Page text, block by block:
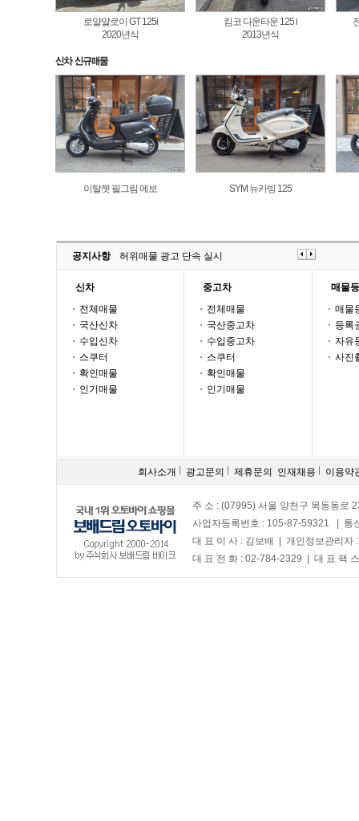
로얄알로이 GT 125i
2020년식
킴코 다운타운 125 i
2013년식
이탈젯 필그림 에보 SYM 뉴카빙 125
공지사항 허위매물 광고 단속 실시
신차
전체매물
국산신차
수입신차
스쿠터
확인매물
인기매물
중고차
전체매물
국산중고차
수입중고차
스쿠터
확인매물
인기매물
매물
매물
등록
자유
사진
회사소개 광고문의 제휴문의 인재채용 이용약
주 소 : (07995) 서울 양천구 목동동로
사업자등록번호 : 105-87-59321 | 통
대 표 이 사 : 김보배 | 개인정보관리자
대 표 전 화 : 02-784-2329 | 대 표 팩